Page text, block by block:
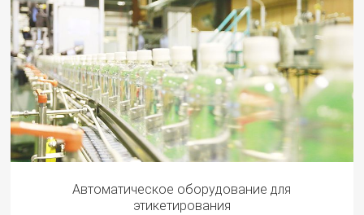
Автоматическое оборудование для
этикетирования